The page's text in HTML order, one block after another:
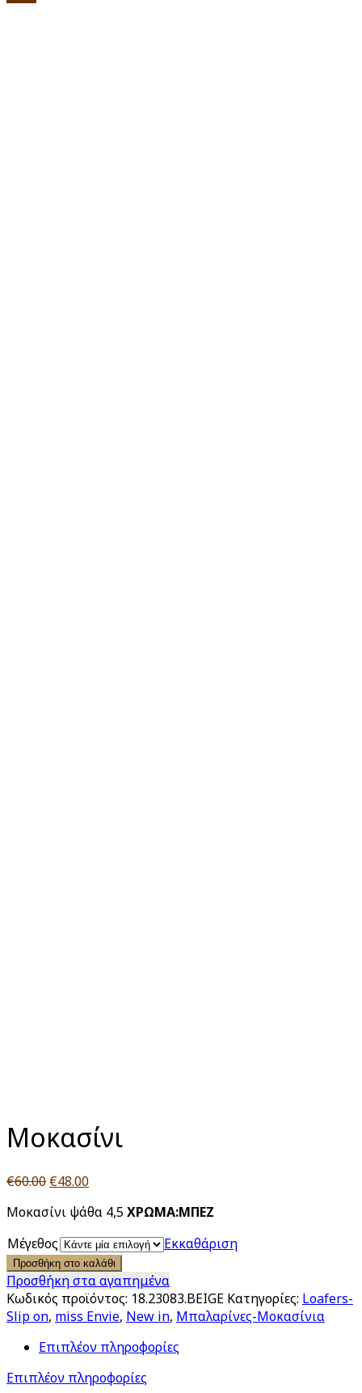
Moκασίνι
€60.00 Original
was:
€60.00.
€48.00Η
τιμή
είναι:
€48.00.
Moκασίνι ψάθα 4,5ΧΡΩΜΑ:ΜΠΕΖ
Μέγεθος
Εκκαθάριση
Προσθήκη στο καλάθι
Προσθήκη στα αγαπημένα
Κωδικός προϊόντος: 18.23083.BEIGE Κατηγορίες: Loafers-
Slip on, miss Envie, New in, Μπαλαρίνες-Μοκασίνια
Επιπλέον πληροφορίες
Επιπλέον πληροφορίες